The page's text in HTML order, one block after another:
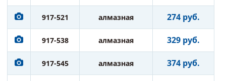
917-521 алмазная 274 руб.
917-538 алмазная 329 руб.
917-545 алмазная 374 руб.